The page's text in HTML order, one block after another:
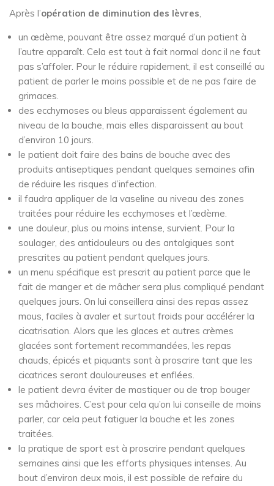
Après l’opération de diminution des lèvres,
un œdème, pouvant être assez marqué d’un patient à
l’autre apparaît. Cela est tout à fait normal donc il ne faut
pas s’affoler. Pour le réduire rapidement, il est conseillé au
patient de parler le moins possible et de ne pas faire de
grimaces.
des ecchymoses ou bleus apparaissent également au
niveau de la bouche, mais elles disparaissent au bout
d’environ 10 jours.
le patient doit faire des bains de bouche avec des
produits antiseptiques pendant quelques semaines afin
de réduire les risques d’infection.
il faudra appliquer de la vaseline au niveau des zones
traitées pour réduire les ecchymoses et l’œdème.
une douleur, plus ou moins intense, survient. Pour la
soulager, des antidouleurs ou des antalgiques sont
prescrites au patient pendant quelques jours.
un menu spécifique est prescrit au patient parce que le
fait de manger et de mâcher sera plus compliqué pendant
quelques jours. On lui conseillera ainsi des repas assez
mous, faciles à avaler et surtout froids pour accélérer la
cicatrisation. Alors que les glaces et autres crèmes
glacées sont fortement recommandées, les repas
chauds, épicés et piquants sont à proscrire tant que les
cicatrices seront douloureuses et enflées.
le patient devra éviter de mastiquer ou de trop bouger
ses mâchoires. C’est pour cela qu’on lui conseille de moins
parler, car cela peut fatiguer la bouche et les zones
traitées.
la pratique de sport est à proscrire pendant quelques
semaines ainsi que les efforts physiques intenses. Au
bout d’environ deux mois, il est possible de refaire du